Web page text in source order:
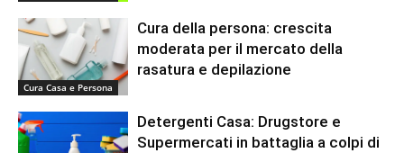
Cura Casa e Persona
Cura della persona: crescita
moderata per il mercato della
rasatura e depilazione
Detergenti Casa: Drugstore e
Supermercati in battaglia a colpi di